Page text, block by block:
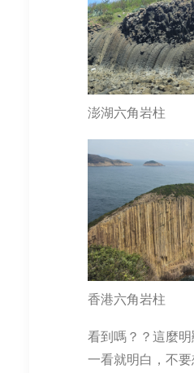
澎湖六角岩柱
香港六角岩柱
看到嗎？？這麼
一看就明白，不要